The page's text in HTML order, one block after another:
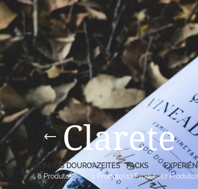
Clarete
VINHOS DOURO
8 Produtos
AZEITES
1 Produtos
PACKS
17 Produtos7 Produtos